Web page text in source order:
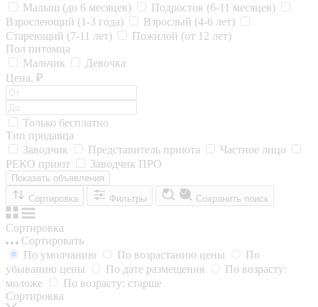
Малыш (до 6 месяцев)
Подросток (6-11 месяцев)
Взрослеющий (1-3 года)
Взрослый (4-6 лет)
Стареющий (7-11 лет)
Пожилой (от 12 лет)
Пол питомца
Мальчик
Девочка
Цена, ₽
Только бесплатно
Тип продавца
Заводчик
Представитель приюта
Частное лицо
РЕКО приют
Заводчик ПРО
Показать объявления
Сортировка
Фильтры Сохранить поиск
Сортировка
Сортировать
По умолчанию
По возрастанию цены
По
убыванию цены
По дате размещения
По возрасту:
моложе
По возрасту: старше
Сортировка